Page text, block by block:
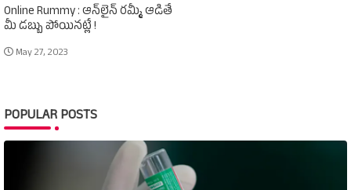
Online Rummy : ఆన్‌లైన్‌ రమ్మీ ఆడితే
మీ డబ్బు పోయినట్లే !
May 27, 2023
POPULAR POSTS